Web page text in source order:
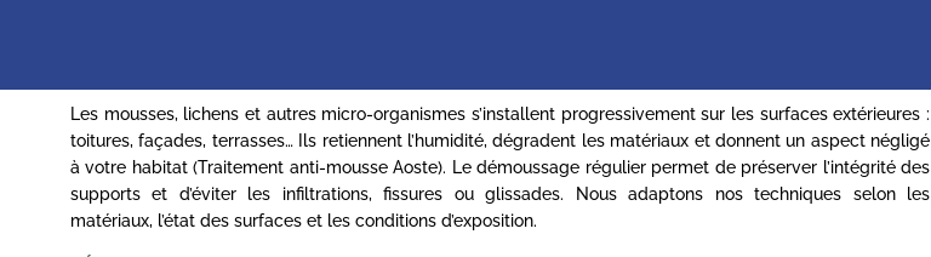
Les mousses, lichens et autres micro-organismes s’installent progressivement sur les surfaces extérieures :
toitures, façades, terrasses… Ils retiennent l’humidité, dégradent les matériaux et donnent un aspect négligé
à votre habitat (Traitement anti-mousse Aoste). Le démoussage régulier permet de préserver l’intégrité des
supports et d’éviter les infiltrations, fissures ou glissades. Nous adaptons nos techniques selon les
matériaux, l’état des surfaces et les conditions d’exposition.